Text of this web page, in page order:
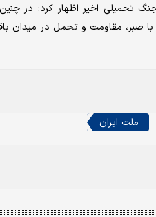
تحمیلی اخیر اظهار کرد: در
صبر، مقاومت و تحمل در میدان
ملت ایران